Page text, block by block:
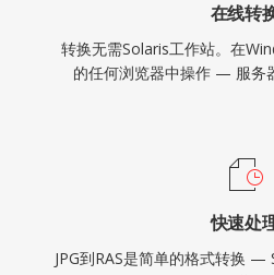
在线转
转换无需Solaris工作站。在
的任何浏览器中操作 — 服务
快速处
JPG到RAS是简单的格式转换 —